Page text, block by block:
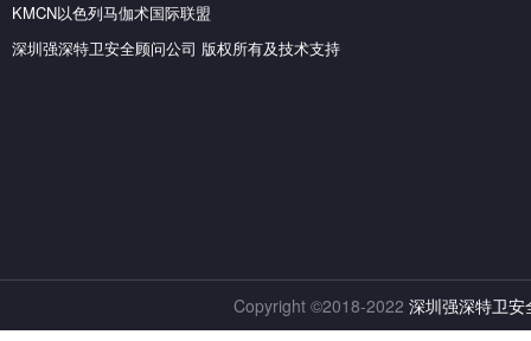
KMCN以色列马伽术国际联盟
深圳强深特卫安全顾问公司 版权所有及技术支持
Copyright ©2018-2022 深圳强深特卫